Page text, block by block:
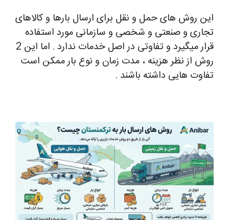
این روش های حمل و نقل برای ارسال بارها و کالاهای
تجاری و صنعتی و شخصی و سازمانی مورد استفاده
قرار میگیرد و تفاوتی در اصل خدمات ندارد . اما این 2
روش از نظر هزینه ، مدت زمان و نوع بار ممکن است
تفاوت هایی داشته باشند .